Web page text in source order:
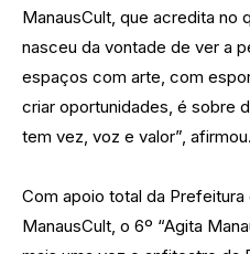
ManausCult, que acredita no
nasceu da vontade de ver a
espaços com arte, com
criar oportunidades, é sobre
tem vez, voz e valor”, afirmou.
Com apoio total da
ManausCult, o 6º “Agita